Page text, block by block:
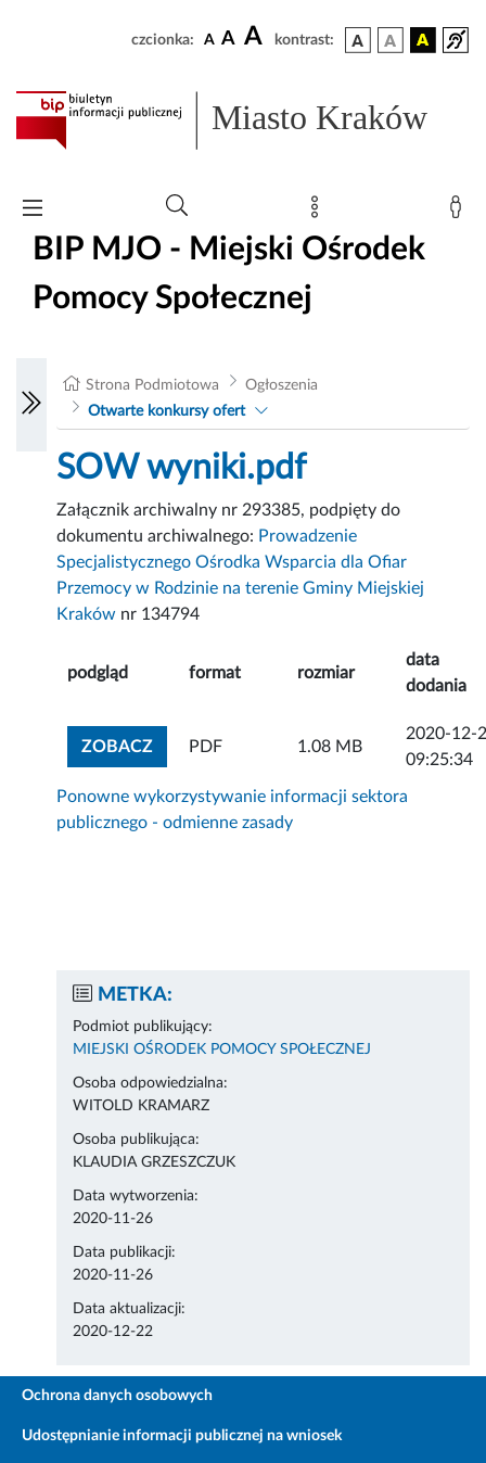
czcionka: A A A kontrast:
Miasto Kraków
BIP MJO - Miejski Ośrodek
Pomocy Społecznej
Strona Podmiotowa
Ogłoszenia
Otwarte konkursy ofert
SOW wyniki.pdf
Załącznik archiwalny nr 293385, podpięty do
dokumentu archiwalnego: Prowadzenie
Specjalistycznego Ośrodka Wsparcia dla Ofiar
Przemocy w Rodzinie na terenie Gminy Miejskiej
Kraków nr 134794
podgląd format rozmiar
data
dodania
ZOBACZZOBACZ ZAŁĄCZNIK
PDF 1.08 MB
2020-12-
09:25:34
Ponowne wykorzystywanie informacji sektora
publicznego - odmienne zasady
METKA:
Podmiot publikujący:
MIEJSKI OŚRODEK POMOCY SPOŁECZNEJ
Osoba odpowiedzialna:
WITOLD KRAMARZ
Osoba publikująca:
KLAUDIA GRZESZCZUK
Data wytworzenia:
2020-11-26
Data publikacji:
2020-11-26
Data aktualizacji:
2020-12-22
Ochrona danych osobowych
Udostępnianie informacji publicznej na wniosek